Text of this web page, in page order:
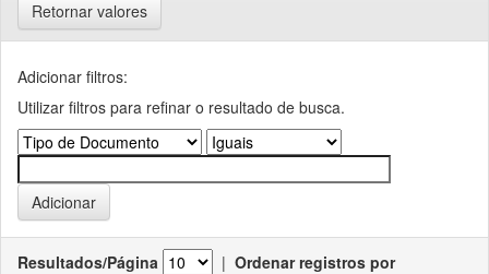
Retornar valores
Adicionar filtros:
Utilizar filtros para refinar o resultado de busca.
Resultados/Página | Ordenar registros por